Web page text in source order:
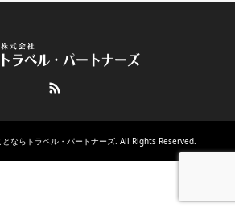
ならトラベル・パートナーズ. All Rights Reserved.